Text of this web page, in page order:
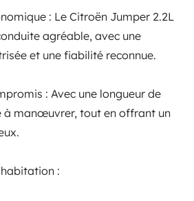
: Le Citroën Jumper 2.2L
agréable, avec une
et une fiabilité reconnue.
: Avec une longueur de
à manœuvrer, tout en offrant un
:
sont a signalé :
choc et le capteur du radar de
manque d'expérience avec le
devant chez moi en marche
dos outros veículos de Simon